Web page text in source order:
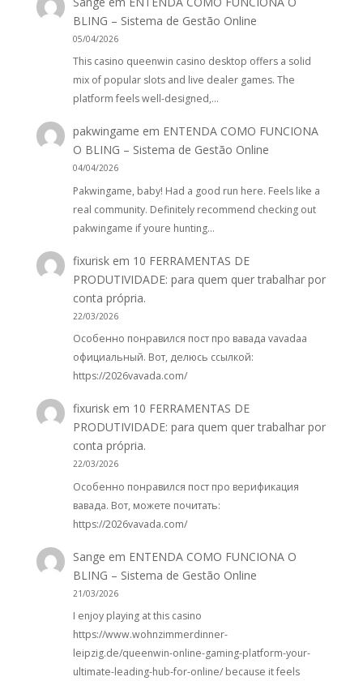
BLING – Sistema de Gestão Online
05/04/2026
This casino queenwin casino desktop offers a solid
mix of popular slots and live dealer games. The
platform feels well-designed,…
pakwingame em ENTENDA COMO FUNCIONA
O BLING – Sistema de Gestão Online
04/04/2026
Pakwingame, baby! Had a good run here. Feels like a
real community. Definitely recommend checking out
pakwingame if youre hunting…
fixurisk em 10 FERRAMENTAS DE
PRODUTIVIDADE: para quem quer trabalhar por
conta própria.
22/03/2026
Особенно понравился пост про вавада vavadaa
официальный. Вот, делюсь ссылкой:
https://2026vavada.com/
fixurisk em 10 FERRAMENTAS DE
PRODUTIVIDADE: para quem quer trabalhar por
conta própria.
22/03/2026
Особенно понравился пост про верификация
вавада. Вот, можете почитать:
https://2026vavada.com/
Sange em ENTENDA COMO FUNCIONA O
BLING – Sistema de Gestão Online
21/03/2026
I enjoy playing at this casino
https://www.wohnzimmerdinner-
leipzig.de/queenwin-online-gaming-platform-your-
ultimate-leading-hub-for-online/ because it feels